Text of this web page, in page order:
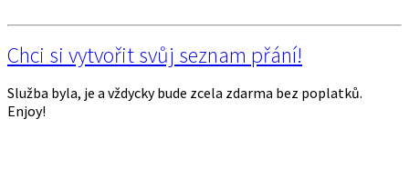
Chci si vytvořit svůj seznam přání!
Služba byla, je a vždycky bude zcela zdarma bez poplatků.
Enjoy!